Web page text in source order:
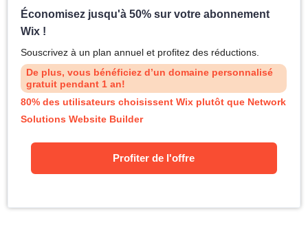
Économisez jusqu'à 50% sur votre abonnement
Wix !
Souscrivez à un plan annuel et profitez des réductions.
De plus, vous bénéficiez d’un domaine personnalisé
gratuit pendant 1 an!
80% des utilisateurs choisissent Wix plutôt que Network
Solutions Website Builder
Profiter de l'offre